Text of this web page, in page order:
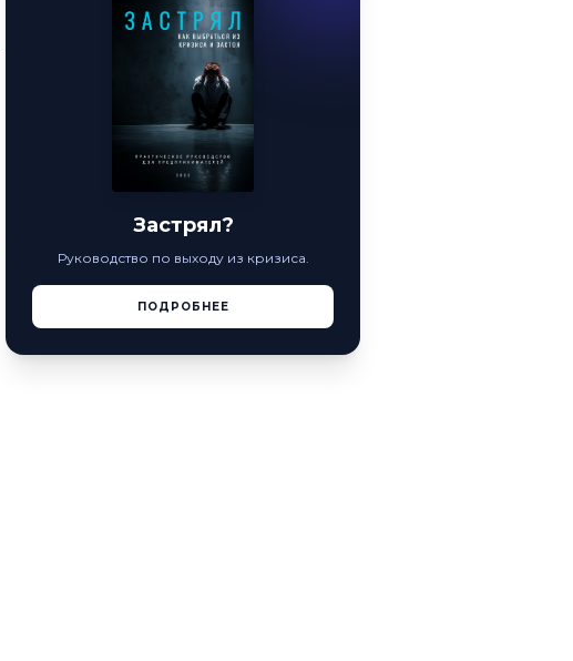
Застрял?
Руководство по выходу из кризиса.
ПОДРОБНЕЕ